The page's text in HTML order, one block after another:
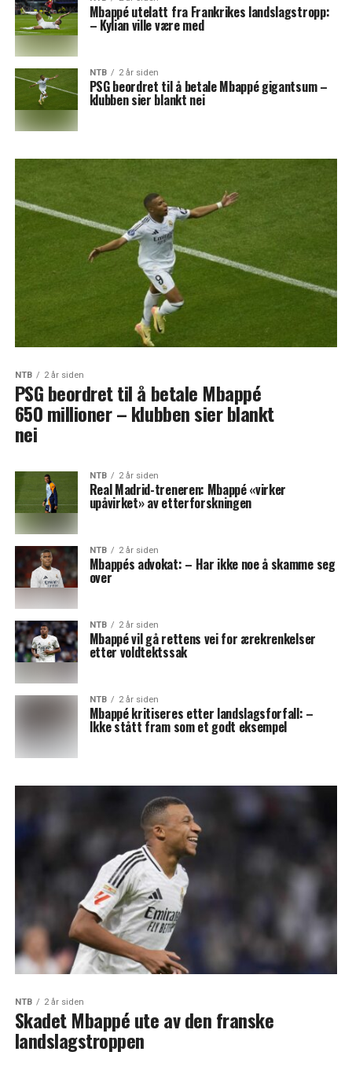
Mbappé utelatt fra Frankrikes landslagstropp:
– Kylian ville være med
NTB 2 år siden
PSG beordret til å betale Mbappé gigantsum –
klubben sier blankt nei
NTB 2 år siden
PSG beordret til å betale Mbappé
650 millioner – klubben sier blankt
nei
NTB 2 år siden
Real Madrid-treneren: Mbappé «virker
upåvirket» av etterforskningen
NTB 2 år siden
Mbappés advokat: – Har ikke noe å skamme seg
over
NTB 2 år siden
Mbappé vil gå rettens vei for ærekrenkelser
etter voldtektssak
NTB 2 år siden
Mbappé kritiseres etter landslagsforfall: –
Ikke stått fram som et godt eksempel
NTB 2 år siden
Skadet Mbappé ute av den franske
landslagstroppen